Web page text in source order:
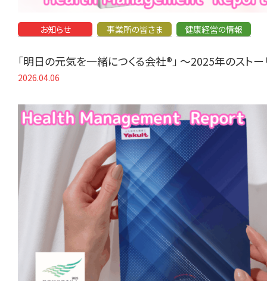
お知らせ 事業所の皆さま 健康経営の情報
「明日の元気を一緒につくる会社®」 〜2025年のスト
2026.04.06